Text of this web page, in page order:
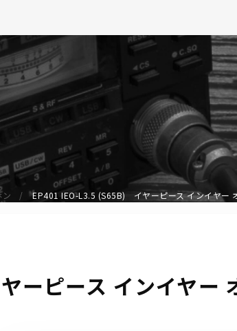
アクセサリー
イヤホンマイク
スピーカーマイク
イヤホン
ベルトクリップ
ン EP401 IEO-L3.5 (S65B) イヤーピース インイヤー
ピース インイヤー